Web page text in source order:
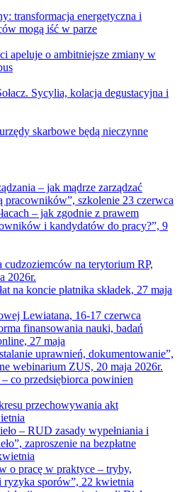
transformacja energetyczna i
mogą iść w parze
apeluje o ambitniejsze zmiany w
Sycylia, kolacja degustacyjna i
skarbowe będą nieczynne
– jak mądrze zarządzać
pracowników”, szkolenie 23 czerwca
– jak zgodnie z prawem
i kandydatów do pracy?”, 9
cudzoziemców na terytorium RP,
2026r.
na koncie płatnika składek, 27 maja
Lewiatana, 16-17 czerwca
finansowania nauki, badań
27 maja
uprawnień, dokumentowanie”,
webinarium ZUS, 20 maja 2026r.
co przedsiębiorca powinien
przechowywania akt
– RUD zasady wypełniania i
zaproszenie na bezpłatne
o pracę w praktyce – tryby,
sporów”, 22 kwietnia